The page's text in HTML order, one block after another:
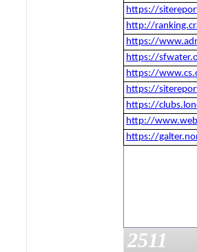
https://
http://
https://
https://
https://
https://
https://
http://
https://
2511